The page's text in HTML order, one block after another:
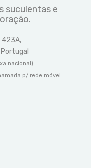
suculentas e
423A,
nacional)
p/ rede móvel